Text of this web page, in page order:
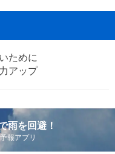
ために
アップ
雨を回避！
報アプリ